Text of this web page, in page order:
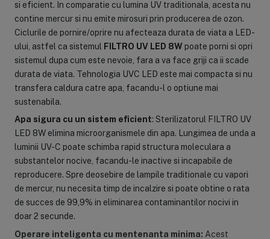
si eficient. In comparatie cu lumina UV traditionala, acesta nu
contine mercur si nu emite mirosuri prin producerea de ozon.
Ciclurile de pornire/oprire nu afecteaza durata de viata a LED-
ului, astfel ca sistemul FILTRO UV LED 8Wpoate porni si opri
sistemul dupa cum este nevoie, fara a va face griji ca ii scade
durata de viata. Tehnologia UVC LED este mai compacta si nu
transfera caldura catre apa, facandu-l o optiune mai
sustenabila.
Apa sigura cu un sistem eficient: Sterilizatorul FILTRO UV
LED 8W elimina microorganismele din apa. Lungimea de unda a
luminii UV-C poate schimba rapid structura moleculara a
substantelor nocive, facandu-le inactive si incapabile de
reproducere. Spre deosebire de lampile traditionale cu vapori
de mercur, nu necesita timp de incalzire si poate obtine o rata
de succes de 99,9% in eliminarea contaminantilor nocivi in
doar 2 secunde.
Operare inteligenta cu mentenanta minima: Acest